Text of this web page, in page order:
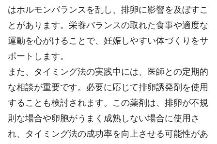
はホルモンバランスを乱し、排卵に影響を及ぼすこ
とがあります。栄養バランスの取れた食事や適度な
運動を心がけることで、妊娠しやすい体づくりをサ
ポートします。
また、タイミング法の実践中には、医師との定期的
な相談が重要です。必要に応じて排卵誘発剤を使用
することも検討されます。この薬剤は、排卵が不規
則な場合や卵胞がうまく成熟しない場合に使用さ
れ、タイミング法の成功率を向上させる可能性があ